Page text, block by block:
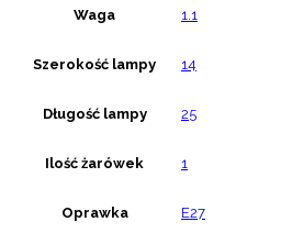
Waga 1.1
Szerokość lampy 14
Długość lampy 25
Ilość żarówek 1
Oprawka E27